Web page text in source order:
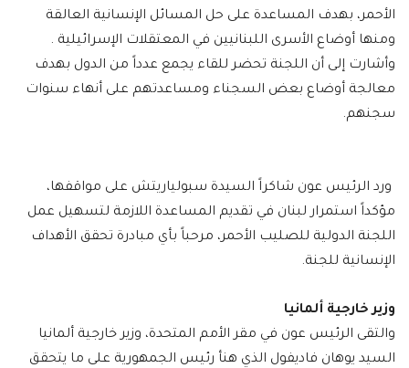
الأحمر، بهدف المساعدة على حل المسائل الإنسانية العالقة
ومنها أوضاع الأسرى اللبنانيين في المعتقلات الإسرائيلية .
وأشارت إلى أن اللجنة تحضر للقاء يجمع عدداً من الدول بهدف
معالجة أوضاع بعض السجناء ومساعدتهم على أنهاء سنوات
سجنهم.
ورد الرئيس عون شاكراً السيدة سبولياريتش على مواقفها،
مؤكداً استمرار لبنان في تقديم المساعدة اللازمة لتسهيل عمل
اللجنة الدولية للصليب الأحمر، مرحباً بأي مبادرة تحقق الأهداف
الإنسانية للجنة.
وزير خارجية ألمانيا
والتقى الرئيس عون في مقر الأمم المتحدة، وزير خارجية ألمانيا
السيد يوهان فاديفول الذي هنأ رئيس الجمهورية على ما يتحقق